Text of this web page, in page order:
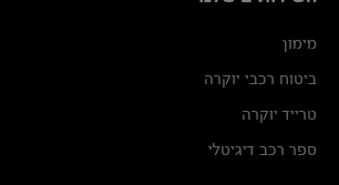
מימון
ביטוח רכבי יוקרה
טרייד יוקרה
ספר רכב דיגיטלי